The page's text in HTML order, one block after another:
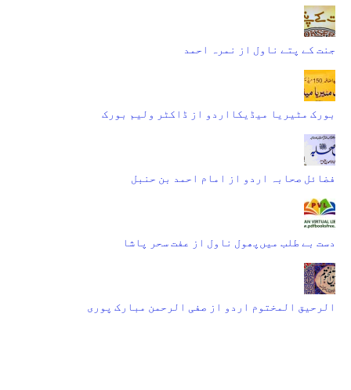
جنت کے پتے ناول از نمرہ احمد
بورک مٹیریا میڈیکااردو از ڈاکٹر ولیم بورک
فضائل صحابہ اردو از امام احمد بن حنبل
دست بے طلب میں‌پھول ناول از عفت سحر پاشا
الرحیق المختوم اردو از صفی الرحمن مبارک پوری